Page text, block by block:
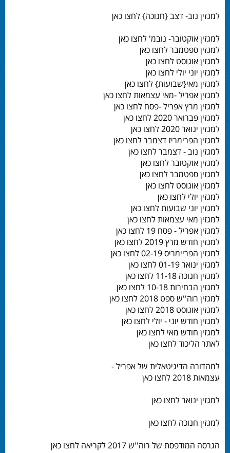
למגזין נוב- דצב {חנוכה} לחצו כאן
למגזין אוקטובר- נובמ' לחצו כאן
למגזין ספטמבר לחצו כאן
למגזין אוגוסט לחצו כאן
למגזין יוני יולי לחצו כאן
למגזין מאי{שבועות} לחצו כאן
למגזין אפריל -מאי עצמאות לחצו כאן
למגזין מרץ אפריל -פסח לחצו כאן
למגזין פברואר 2020 לחצו כאן
למגזין ינואר 2020 לחצו כאן
למגזין הפרימריז דצמבר לחצו כאן
למגזין נוב - דצמבר לחצו כאן
למגזין אוקטובר לחצו כאן
למגזין ספטמבר לחצו כאן
למגזין אוגוסט לחצו כאן
למגזין יולי לחצו כאן
למגזין יוני שבועות לחצו כאן
למגזין מאי עצמאות לחצו כאן
למגזין אפריל - פסח 19 לחצו כאן
למגזין חודש מרץ 2019 לחצו כאן
למגזין הפריימריס 02-19 לחצו כאן
למגזין ינואר 01-19 לחצו כאן
למגזין חנוכה 11-18 לחצו כאן
למגזין הבחירות 10-18 לחצו כאן
למגזין רוה''ש ספט 2018 לחצו כאן
למגזין אוגוסט 2018 לחצו כאן
למגזין חודש יוני - יולי לחצו כאן
למגזין חודש מאי לחצו כאן
לאתר הליכוד לחצו כאן
למהדורה הדיגיטאלית של אפריל -
עצמאות 2018 לחצו כאן
למגזין ינואר לחצו כאן
למגזין חנוכה לחצו כאן
הגרסה המודפסת של רוה''ש 2017 לקריאה לחצו כאן